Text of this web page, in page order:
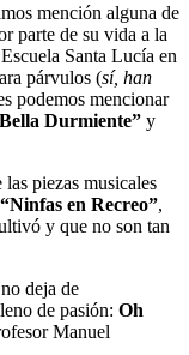
mención alguna de
parte de su vida a la
Santa Lucía en
párvulos (sí, han
podemos mencionar
Durmiente” y
piezas musicales
“Ninfas en Recreo”,
y que no son tan
deja de
de pasión: Oh
Manuel